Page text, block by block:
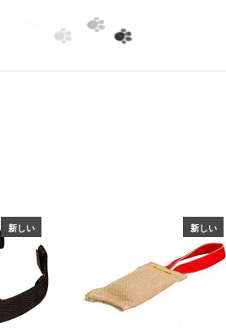
新しい 新しい